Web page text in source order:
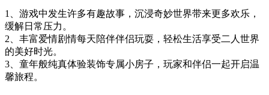
1、游戏中发生许多有趣故事，沉浸奇妙世界带来更多欢乐，
缓解日常压力。
2、丰富爱情剧情每天陪伴伴侣玩耍，轻松生活享受二人世界
的美好时光。
3、童年般纯真体验装饰专属小房子，玩家和伴侣一起开启温
馨旅程。